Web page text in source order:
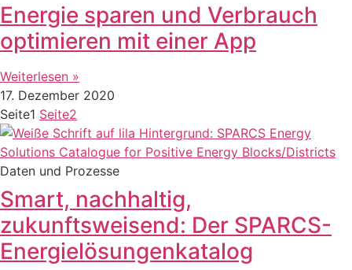
Energie sparen und Verbrauch
optimieren mit einer App
Weiterlesen »
17. Dezember 2020
Seite1 Seite2
Daten und Prozesse
Smart, nachhaltig,
zukunftsweisend: Der SPARCS-
Energielösungenkatalog